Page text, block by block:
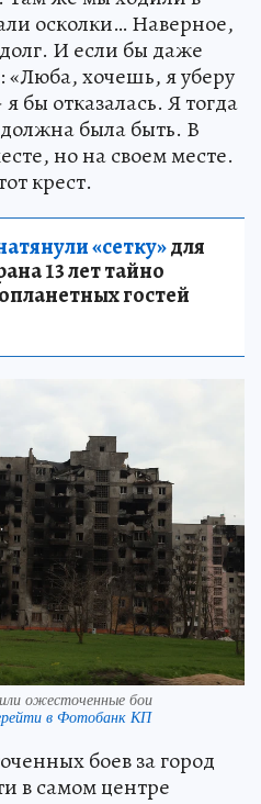
осколки… Наверное,
И если бы даже
«Люба, хочешь, я уберу
бы отказалась. Я тогда
была быть. В
но на своем месте.
крест.
«сетку»для
13 лет тайно
гостей
ожесточенные бои
в Фотобанк КП
боев за город
в самом центре